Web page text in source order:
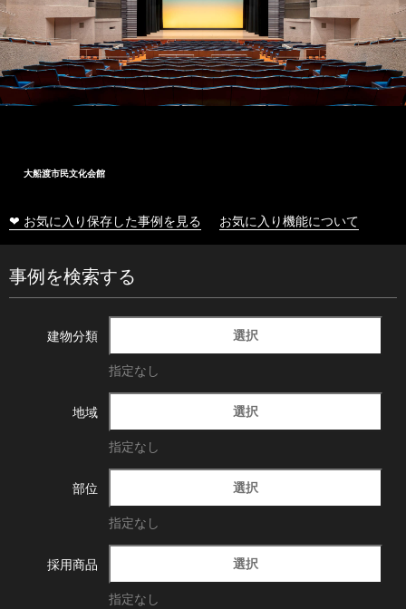
大船渡市民文化会館
❤ お気に入り保存した事例を見る お気に入り機能について
事例を検索する
建物分類 選択
指定なし
地域 選択
指定なし
部位 選択
指定なし
採用商品 選択
指定なし